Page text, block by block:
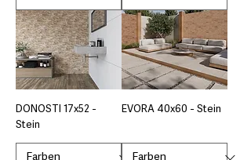
DONOSTI 17x52 -
Stein
EVORA 40x60 - Stein